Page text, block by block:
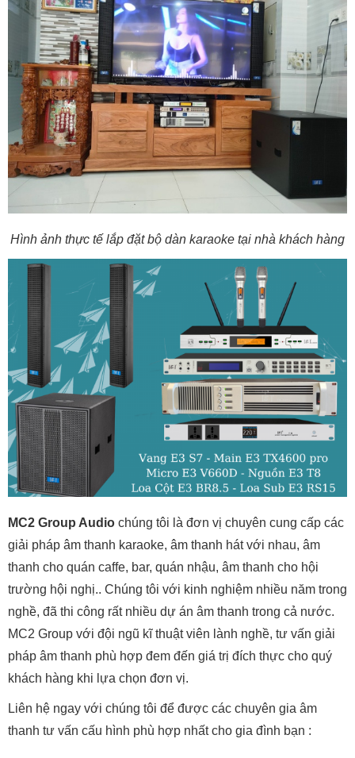
Hình ảnh thực tế lắp đặt bộ dàn karaoke tại nhà khách hàng
MC2 Group Audio chúng tôi là đơn vị chuyên cung cấp các
giải pháp âm thanh karaoke, âm thanh hát với nhau, âm
thanh cho quán caffe, bar, quán nhậu, âm thanh cho hội
trường hội nghị.. Chúng tôi với kinh nghiệm nhiều năm trong
nghề, đã thi công rất nhiều dự án âm thanh trong cả nước.
MC2 Group với đội ngũ kĩ thuật viên lành nghề, tư vấn giải
pháp âm thanh phù hợp đem đến giá trị đích thực cho quý
khách hàng khi lựa chọn đơn vị.
Liên hệ ngay với chúng tôi để được các chuyên gia âm
thanh tư vấn cấu hình phù hợp nhất cho gia đình bạn :